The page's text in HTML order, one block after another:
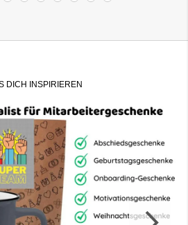
DICH INSPIRIEREN